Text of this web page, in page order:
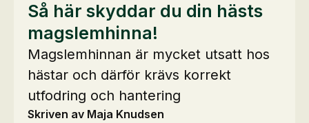
Så här skyddar du din hästs
magslemhinna!
Magslemhinnan är mycket utsatt hos
hästar och därför krävs korrekt
utfodring och hantering
Skriven av Maja Knudsen